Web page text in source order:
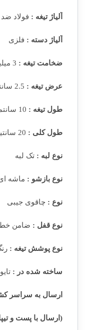
آلیاژ تیغه : فولاد ضد
آلیاژ دسته : فلزی
ضخامت تیغه :
عرض تیغه :
طول تیغه :
طول کلی :
نوع لبه : تک لبه
نوع بازشو : ماشه
نوع : چاقوی جیبی
نوع قفل : ضامن
نوع پوشش تیغه :
ساخته شده در :
ارسال به سراسر
(ارسال با پست و